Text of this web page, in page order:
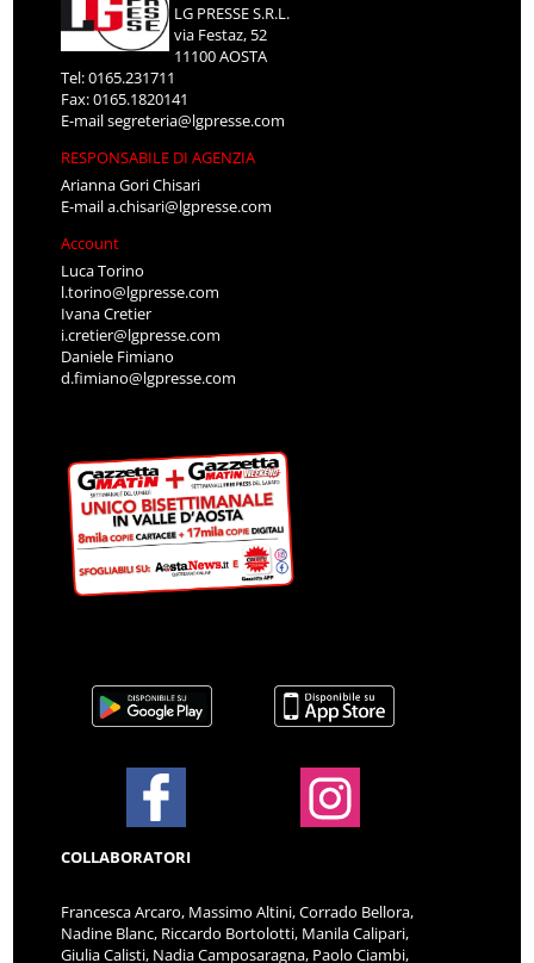
LG PRESSE S.R.L.
via Festaz, 52
11100 AOSTA
Tel: 0165.231711
Fax: 0165.1820141
E-mailsegreteria@lgpresse.com
RESPONSABILE DI AGENZIA
Arianna Gori Chisari
E-maila.chisari@lgpresse.com
Account
Luca Torino
l.torino@lgpresse.com
Ivana Cretier
i.cretier@lgpresse.com
Daniele Fimiano
d.fimiano@lgpresse.com
COLLABORATORI
Francesca Arcaro, Massimo Altini, Corrado Bellora,
Nadine Blanc, Riccardo Bortolotti, Manila Calipari,
Giulia Calisti, Nadia Camposaragna, Paolo Ciambi,